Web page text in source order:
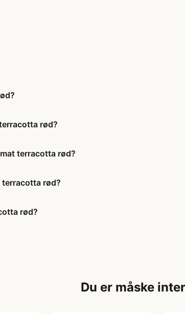
rød?
terracotta rød?
terracotta rød?
rød?
Du er måske